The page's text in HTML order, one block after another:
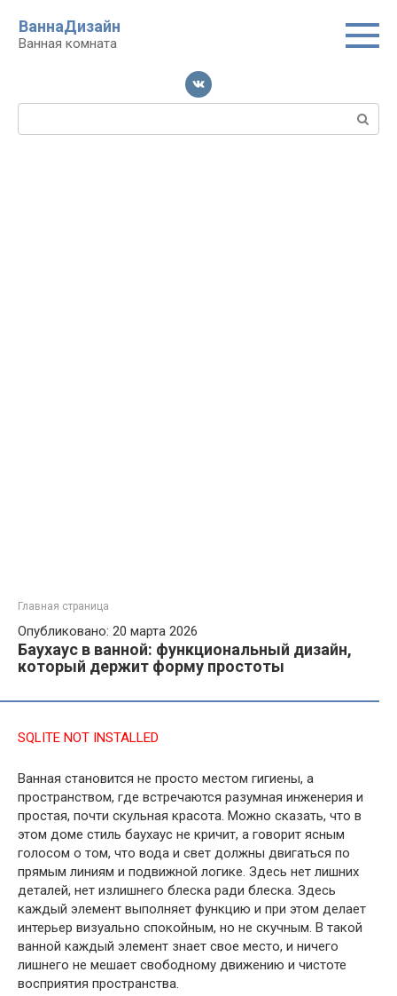
контенту
ВаннаДизайн
Ванная комната
Поиск:
Главная страница
Опубликовано: 20 марта 2026
Баухаус в ванной: функциональный дизайн,
который держит форму простоты
SQLITE NOT INSTALLED
Ванная становится не просто местом гигиены, а
пространством, где встречаются разумная инженерия и
простая, почти скульная красота. Можно сказать, что в
этом доме стиль баухаус не кричит, а говорит ясным
голосом о том, что вода и свет должны двигаться по
прямым линиям и подвижной логике. Здесь нет лишних
деталей, нет излишнего блеска ради блеска. Здесь
каждый элемент выполняет функцию и при этом делает
интерьер визуально спокойным, но не скучным. В такой
ванной каждый элемент знает свое место, и ничего
лишнего не мешает свободному движению и чистоте
восприятия пространства.